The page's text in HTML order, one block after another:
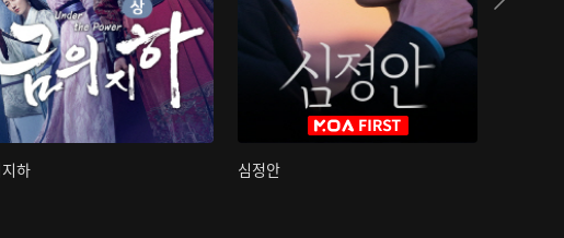
하 심정안